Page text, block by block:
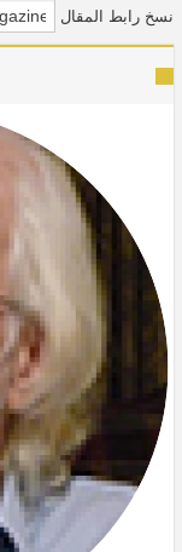
نسخ رابط المقال